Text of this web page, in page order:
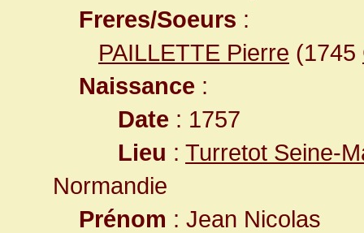
Freres/Soeurs :
PAILLETTE Pierre (1745
Naissance :
Date : 1757
Lieu : Turretot Seine-
Normandie
Prénom : Jean Nicolas